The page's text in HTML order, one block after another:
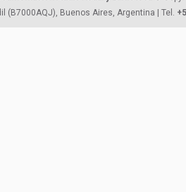
(B7000AQJ), Buenos Aires, Argentina | Tel.